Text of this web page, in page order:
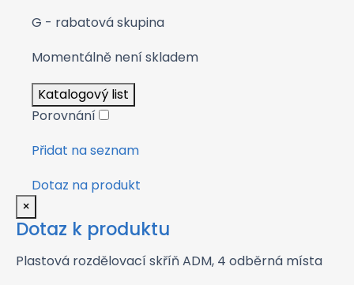
G - rabatová skupina
Momentálně není skladem
Katalogový list
Porovnání
Přidat na seznam
Dotaz na produkt
×
Dotaz k produktu
Plastová rozdělovací skříň ADM, 4 odběrná místa